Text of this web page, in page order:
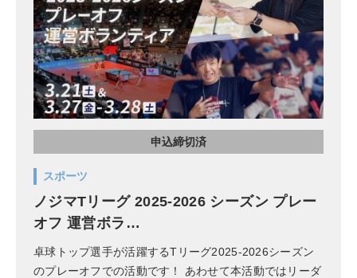
申込締切済
スポーツ
ノジマTリーグ 2025-2026 シーズン プレー
オフ 運営ボラ…
卓球トップ選手が活躍するTリーグ2025-2026シーズン
のプレーオフでの活動です！ あわせて本活動ではリーダ